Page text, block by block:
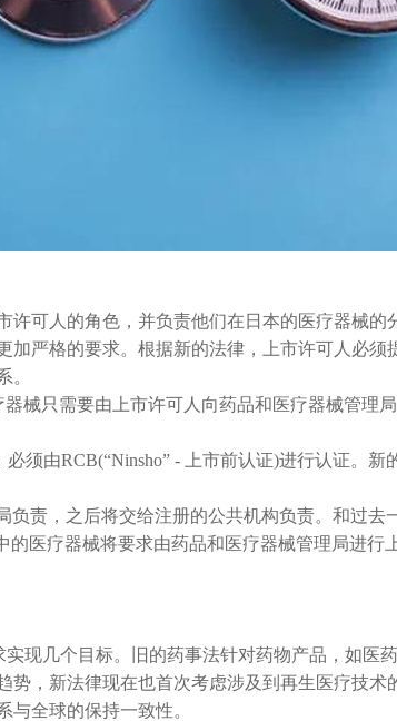
许可人的角色，并负责他们在日本的医疗器械的
加严格的要求。根据新的法律，上市许可人必须
。
械只需要由上市许可人向药品和医疗器械管理局
须由RCB(“Ninsho” - 上市前认证)进行认证。新
责，之后将交给注册的公共机构负责。和过去
医疗器械将要求由药品和医疗器械管理局进行
现几个目标。旧的药事法针对药物产品，如医
势，新法律现在也首次考虑涉及到再生医疗技术
全球的保持一致性。